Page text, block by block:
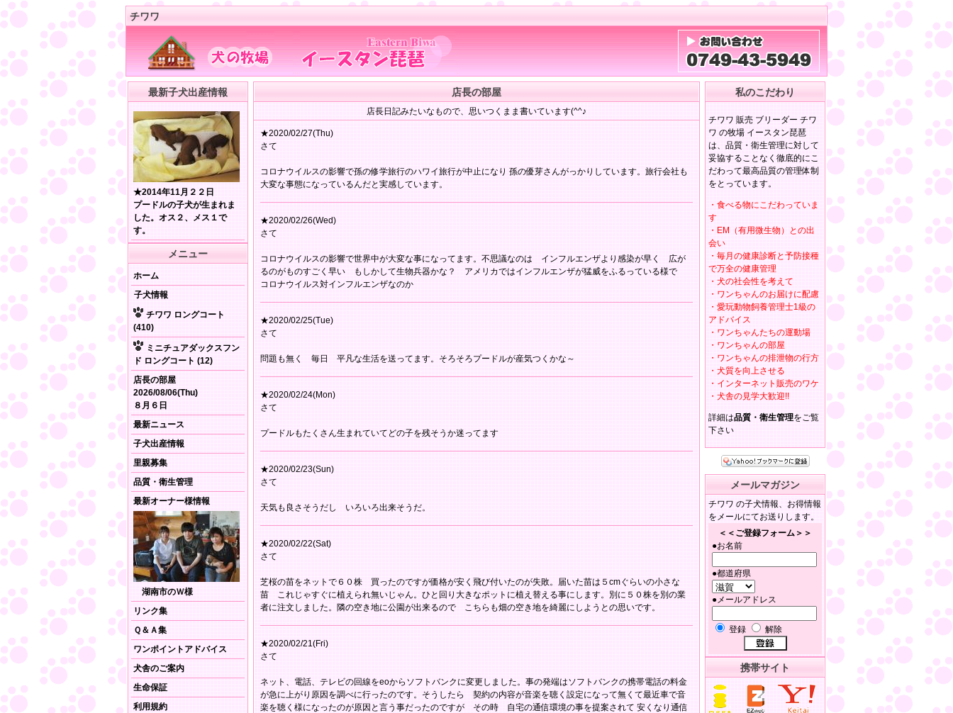
チワワ
最新子犬出産情報
★2014年11月２２日
プードルの子犬が生まれま
した。オス２、メス１で
す。
メニュー
ホーム
子犬情報
チワワ ロングコート
(410)
ミニチュアダックスフン
ド ロングコート (12)
店長の部屋
2026/08/06(Thu)
８月６日
最新ニュース
子犬出産情報
里親募集
品質・衛生管理
最新オーナー様情報
湖南市のＷ様
リンク集
Ｑ＆Ａ集
ワンポイントアドバイス
犬舎のご案内
生命保証
利用規約
店長の部屋
店長日記みたいなもので、思いつくまま書いています(^^♪
★2020/02/27(Thu)
さて
コロナウイルスの影響で孫の修学旅行のハワイ旅行が中止になり 孫の優芽さんがっかりしています。旅行会社も
大変な事態になっているんだと実感しています。
★2020/02/26(Wed)
さて
コロナウイルスの影響で世界中が大変な事になってます。不思議なのは インフルエンザより感染が早く 広が
るのがものすごく早い もしかして生物兵器かな？ アメリカではインフルエンザが猛威をふるっている様で
コロナウイルス対インフルエンザなのか
★2020/02/25(Tue)
さて
問題も無く 毎日 平凡な生活を送ってます。そろそろプードルが産気つくかな～
★2020/02/24(Mon)
さて
プードルもたくさん生まれていてどの子を残そうか迷ってます
★2020/02/23(Sun)
さて
天気も良さそうだし いろいろ出来そうだ。
★2020/02/22(Sat)
さて
芝桜の苗をネットで６０株 買ったのですが価格が安く飛び付いたのが失敗。届いた苗は５cmぐらいの小さな
苗 これじゃすぐに植えられ無いじゃん。ひと回り大きなポットに植え替える事にします。別に５０株を別の業
者に注文しました。隣の空き地に公園が出来るので こちらも畑の空き地を綺麗にしようとの思いです。
★2020/02/21(Fri)
さて
ネット、電話、テレビの回線をeoからソフトバンクに変更しました。事の発端はソフトバンクの携帯電話の料金
が急に上がり原因を調べに行ったのです。そうしたら 契約の内容が音楽を聴く設定になって無くて最近車で音
楽を聴く様になったのが原因と言う事だったのですが その時 自宅の通信環境の事を提案されて 安くなり通信
私のこだわり
チワワ 販売 ブリーダー チワ
ワ の牧場 イースタン琵琶
は、品質・衛生管理に対して
妥協することなく徹底的にこ
だわって最高品質の管理体制
をとっています。
・食べる物にこだわっていま
す
・EM（有用微生物）との出
会い
・毎月の健康診断と予防接種
で万全の健康管理
・犬の社会性を考えて
・ワンちゃんのお届けに配慮
・愛玩動物飼養管理士1級の
アドバイス
・ワンちゃんたちの運動場
・ワンちゃんの部屋
・ワンちゃんの排泄物の行方
・犬質を向上させる
・インターネット販売のワケ
・犬舎の見学大歓迎!!
詳細は品質・衛生管理をご覧
下さい
メールマガジン
チワワ の子犬情報、お得情報
をメールにてお送りします。
＜＜ご登録フォーム＞＞
●お名前
●都道府県
●メールアドレス
登録 解除
携帯サイト